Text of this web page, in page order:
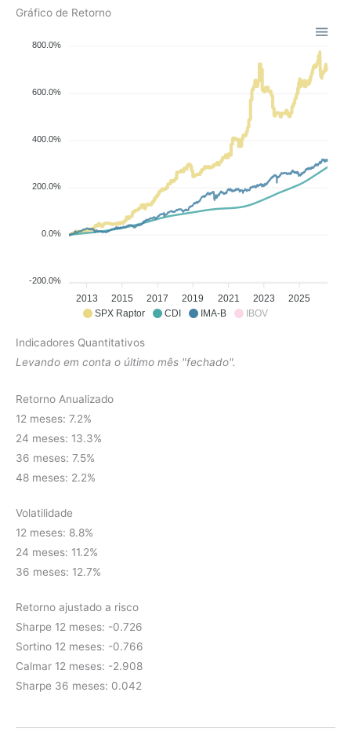
Gráfico de Retorno
SPX Raptor CDI IMA-B IBOV
800.0%
600.0%
400.0%
200.0%
0.0%
-200.0%
2013 2015 2017 2019 2021 2023 2025
Indicadores Quantitativos
Levando em conta o último mês "fechado".
Retorno Anualizado
12 meses: 7.2%
24 meses: 13.3%
36 meses: 7.5%
48 meses: 2.2%
Volatilidade
12 meses: 8.8%
24 meses: 11.2%
36 meses: 12.7%
Retorno ajustado a risco
Sharpe 12 meses: -0.726
Sortino 12 meses: -0.766
Calmar 12 meses: -2.908
Sharpe 36 meses: 0.042